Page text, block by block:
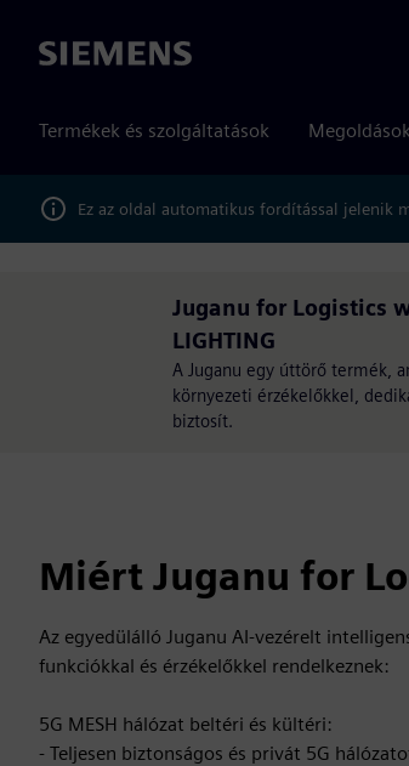
Siemens
Termékek és szolgáltatások Megoldások
Ez az oldal automatikus fordítással jelenik
Juganu for Logistics
LIGHTING
A Juganu egy úttörő termék,
környezeti érzékelőkkel,
biztosít.
Miért Juganu for
Az egyedülálló Juganu AI-vezérelt
funkciókkal és érzékelőkkel rendelkeznek:
5G MESH hálózat beltéri és kültéri:
- Teljesen biztonságos és privát 5G